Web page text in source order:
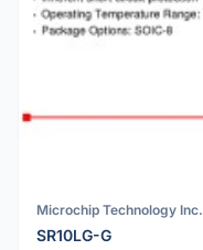
Microchip Technology Inc.
SR10LG-G